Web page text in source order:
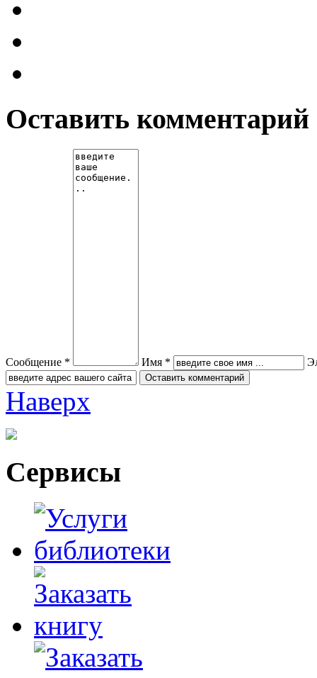
Оставить комментарий
Сообщение * Имя *
Наверх
Сервисы